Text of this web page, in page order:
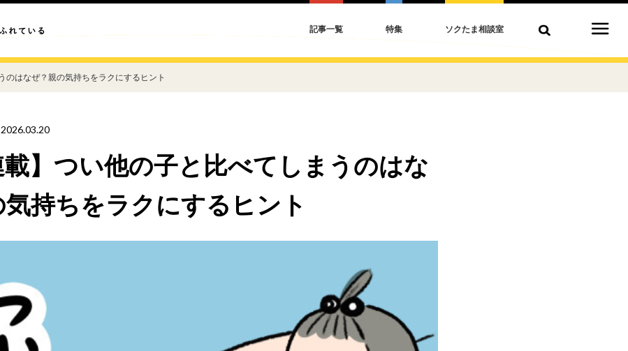
のはなぜ？親の気持ちをラクにするヒント
2026.03.20
載】つい他の子と比べてしまうのはな
持ちをラクにするヒント
記事一覧 特集 ソクたま相談室